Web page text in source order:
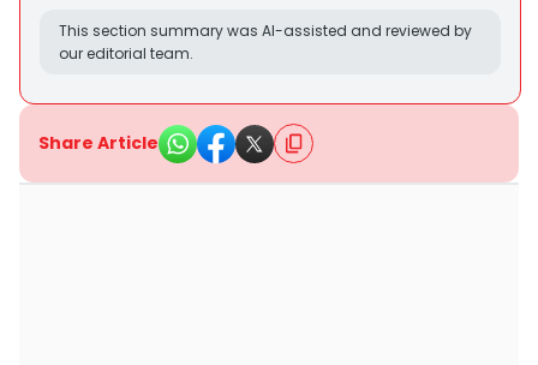
This section summary was AI-assisted and reviewed by
our editorial team.
Share Article